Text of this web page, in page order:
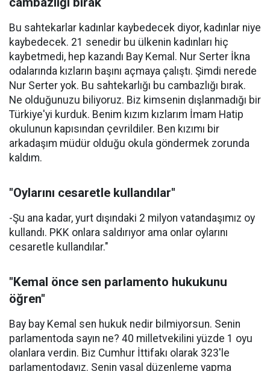
Bu sahtekarlar kadınlar kaybedecek diyor, kadınlar niye
kaybedecek. 21 senedir bu ülkenin kadınları hiç
kaybetmedi, hep kazandı Bay Kemal. Nur Serter İkna
odalarında kızların başını açmaya çalıştı. Şimdi nerede
Nur Serter yok. Bu sahtekarlığı bu cambazlığı bırak.
Ne olduğunuzu biliyoruz. Biz kimsenin dışlanmadığı bir
Türkiye'yi kurduk. Benim kızım kızlarım İmam Hatip
okulunun kapısından çevrildiler. Ben kızımı bir
arkadaşım müdür olduğu okula göndermek zorunda
kaldım.
"Oylarını cesaretle kullandılar"
-Şu ana kadar, yurt dışındaki 2 milyon vatandaşımız oy
kullandı. PKK onlara saldırıyor ama onlar oylarını
cesaretle kullandılar."
"Kemal önce sen parlamento hukukunu
öğren"
Bay bay Kemal sen hukuk nedir bilmiyorsun. Senin
parlamentoda sayın ne? 40 milletvekilini yüzde 1 oyu
olanlara verdin. Biz Cumhur İttifakı olarak 323'le
parlamentodayız. Senin yasal düzenleme yapma